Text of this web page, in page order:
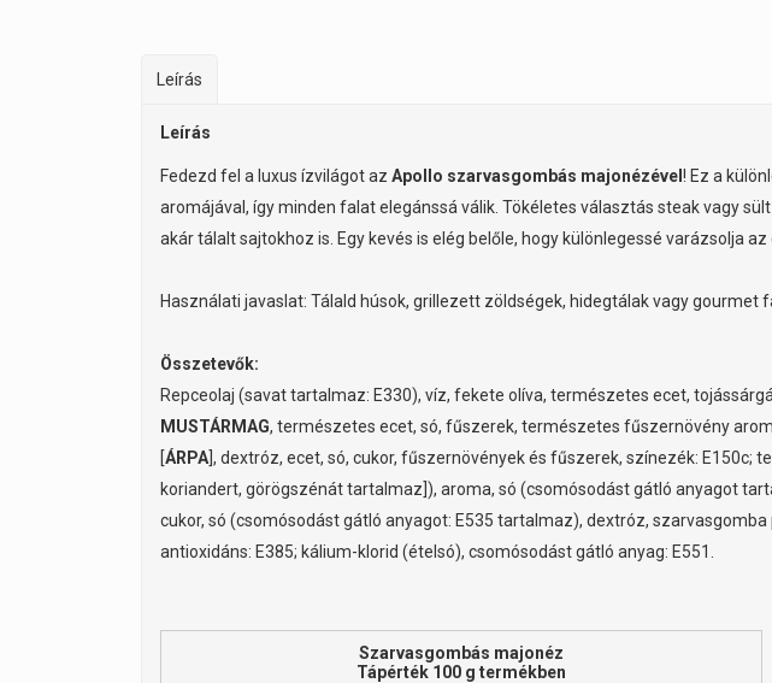
Leírás
Leírás
Fedezd fel a luxus ízvilágot az Apollo szarvasgombás majonézével ! Ez a
aromájával, így minden falat elegánssá válik. Tökéletes választás steak vagy
akár tálalt sajtokhoz is. Egy kevés is elég belőle, hogy különlegessé varázsolja az
Használati javaslat: Tálald húsok, grillezett zöldségek, hidegtálak vagy gourmet
Összetevők:
Repceolaj (savat tartalmaz: E330), víz, fekete olíva, természetes ecet,
MUSTÁRMAG, természetes ecet, só, fűszerek, természetes fűszernövény
[ÁRPA ], dextróz, ecet, só, cukor, fűszernövények és fűszerek, színezék:
koriandert, görögszénát tartalmaz]), aroma, só (csomósodást gátló anyagot
cukor, só (csomósodást gátló anyagot: E535 tartalmaz), dextróz,
antioxidáns: E385; kálium-klorid (ételsó), csomósodást gátló anyag: E551.
Szarvasgombás majonéz
Tápérték 100 g termékben